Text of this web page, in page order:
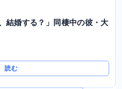
結婚する？」同棲中の彼・大
読む